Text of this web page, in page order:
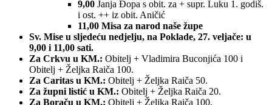
9,00 Janja Đopa s obit. za + supr. Luku 1. godiš.
i ost. ++ iz obit. Aničić
11,00 Misa za narod naše župe
Sv. Mise u sljedeću nedjelju, na Poklade, 27. veljače: u
9,00 i 11,00 sati.
Za Crkvu u KM.: Obitelj + Vladimira Buconjića 100 i
Obitelj + Željka Raiča 100.
Za Caritas u KM.: Obitelj + Željka Raiča 50.
Za župni listić u KM.: Obitelj + Željka Raiča 20.
Za Boraču u KM.: Obitelj + Željka Raiča 100.